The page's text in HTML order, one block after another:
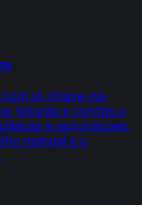
IA, chave-na-
faturas e contas a
e aprovacoes.
manual e o